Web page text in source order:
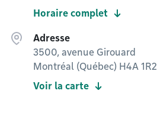
Horaire complet
Adresse
3500, avenue Girouard
Montréal (Québec) H4A 1R2
Voir la carte